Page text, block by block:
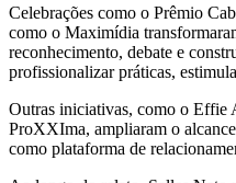
Celebrações como o Prêmio
como o Maximídia
reconhecimento, debate e
profissionalizar práticas,
Outras iniciativas, como o Effie
ProXXIma, ampliaram o
como plataforma de